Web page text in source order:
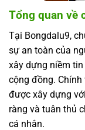
Tổng quan về
Tại Bongdalu9,
sự an toàn của
xây dựng niềm
cộng đồng.
được xây dựng
ràng và tuân thủ
cá nhân.